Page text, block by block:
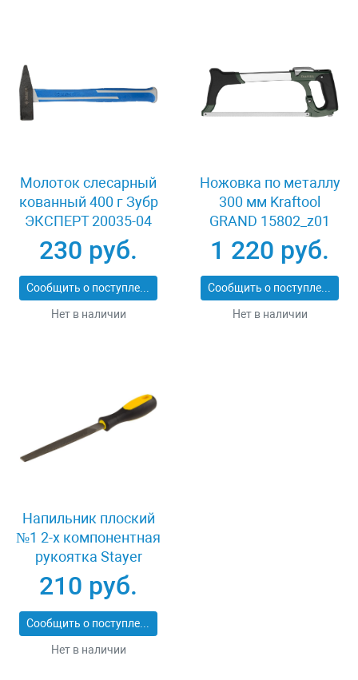
Молоток слесарный
кованный 400 г Зубр
ЭКСПЕРТ 20035-04
230 руб.
Сообщить о поступлении
Нет в наличии
Ножовка по металлу
300 мм Kraftool
GRAND 15802_z01
1 220 руб.
Сообщить о поступлении
Нет в наличии
Напильник плоский
№1 2-х компонентная
рукоятка Stayer
16601-20-1
210 руб.
Сообщить о поступлении
Нет в наличии